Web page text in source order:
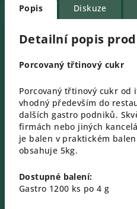
Popis Diskuze
Detailní popis
Porcovaný třtinový cukr
Porcovaný třtinový cukr od
vhodný především do
dalších gastro podniků.
firmách nebo jiných
je balen v praktickém
obsahuje 5kg.
Dostupné balení:
Gastro 1200 ks po 4 g